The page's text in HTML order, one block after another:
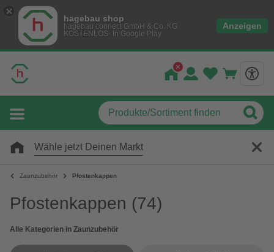
hagebau shop
hagebau connect GmbH & Co. KG
KOSTENLOS- In Google Play
Anzeigen
Wähle jetzt Deinen Markt
Zaunzubehör Pfostenkappen
Pfostenkappen (74)
Alle Kategorien in Zaunzubehör